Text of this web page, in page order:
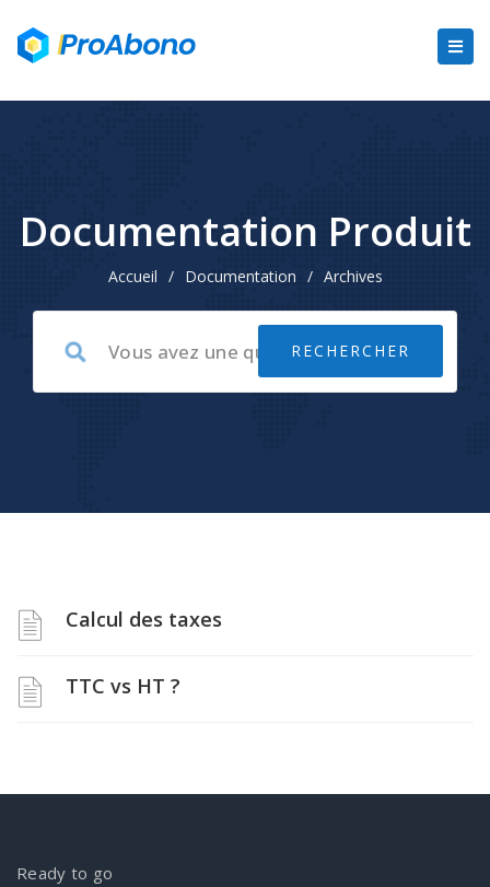
Documentation Produit
Accueil / Documentation / Archives
Calcul des taxes
TTC vs HT ?
Ready to go